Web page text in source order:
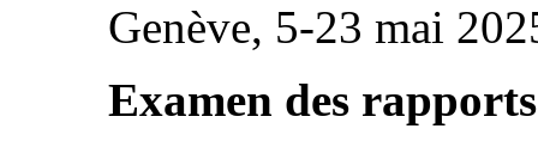
Genève, 5-23 mai
Examen des